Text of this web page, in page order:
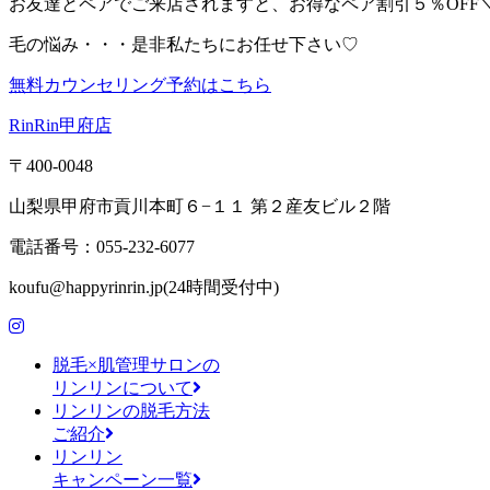
毛の悩み・・・是非私たちにお任せ下さい♡
無料カウンセリング予約はこちら
RinRin甲府店
〒400-0048
山梨県甲府市貢川本町６−１１ 第２産友ビル２階
電話番号：055-232-6077
koufu@happyrinrin.jp(24時間受付中)
脱毛×肌管理サロンの
リンリンについて
リンリンの脱毛方法
ご紹介
リンリン
キャンペーン一覧